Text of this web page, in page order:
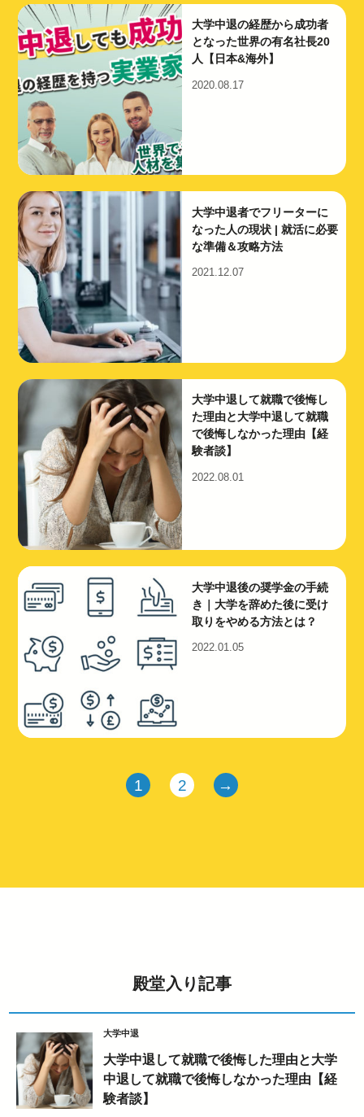
大学中退の経歴から成功者
となった世界の有名社長20
人【日本&海外】
2020.08.17
大学中退者でフリーターに
なった人の現状 | 就活に必要
な準備＆攻略方法
2021.12.07
大学中退して就職で後悔し
た理由と大学中退して就職
で後悔しなかった理由【経
験者談】
2022.08.01
大学中退後の奨学金の手続
き｜大学を辞めた後に受け
取りをやめる方法とは？
2022.01.05
1 2 →
殿堂入り記事